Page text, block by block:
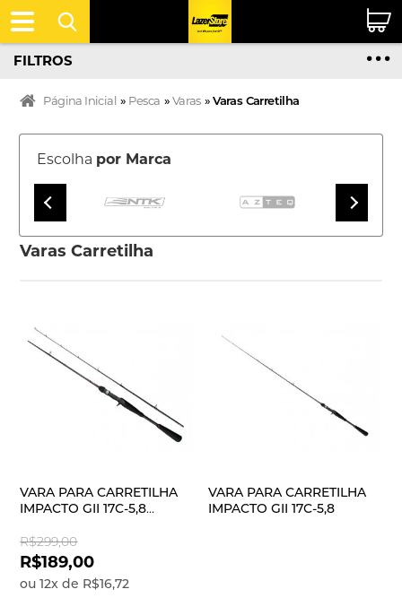
Página Inicial » Pesca »Varas » Varas Carretilha
Escolha por Marca
FILTROS
Varas Carretilha
VARA PARA CARRETILHA
IMPACTO GII 17C-5,8
R$299,00
R$189,00
ou12x de R$16,72
VARA PARA CARRETILHA
IMPACTO GII 17C-5,8